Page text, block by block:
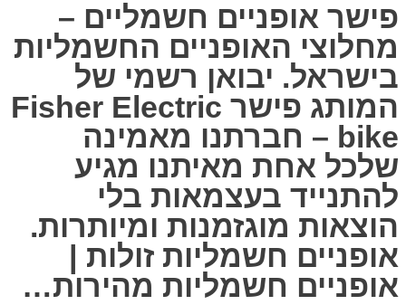
פישר אופניים חשמליים –
מחלוצי האופניים החשמליות
בישראל. יבואן רשמי של
המותג פישר Fisher Electric
bike – חברתנו מאמינה
שלכל אחת מאיתנו מגיע
להתנייד בעצמאות בלי
הוצאות מוגזמנות ומיותרות.
אופניים חשמליות זולות |
אופניים חשמליות מהירות…